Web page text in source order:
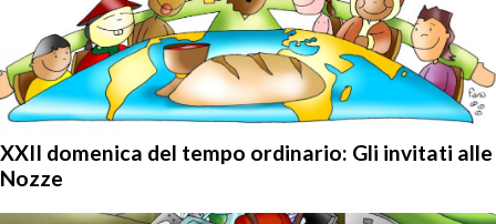
XXII domenica del tempo ordinario: Gli invitati alle
Nozze